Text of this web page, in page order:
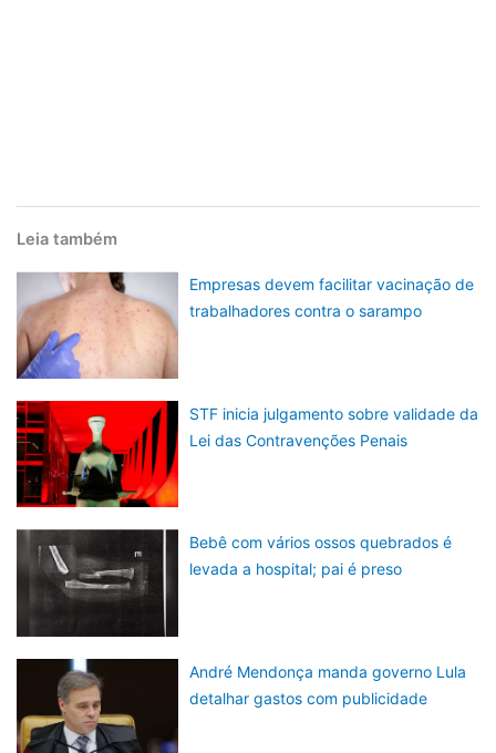
Leia também
Empresas devem facilitar vacinação de
trabalhadores contra o sarampo
STF inicia julgamento sobre validade da
Lei das Contravenções Penais
Bebê com vários ossos quebrados é
levada a hospital; pai é preso
André Mendonça manda governo Lula
detalhar gastos com publicidade